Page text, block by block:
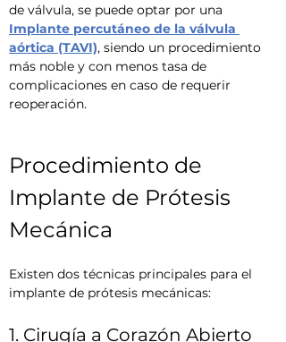
de válvula, se puede optar por una
Implante percutáneo de la válvula
aórtica (TAVI), siendo un procedimiento
más noble y con menos tasa de
complicaciones en caso de requerir
reoperación.
Procedimiento de
Implante de Prótesis
Mecánica
Existen dos técnicas principales para el
implante de prótesis mecánicas:
1. Cirugía a Corazón Abierto